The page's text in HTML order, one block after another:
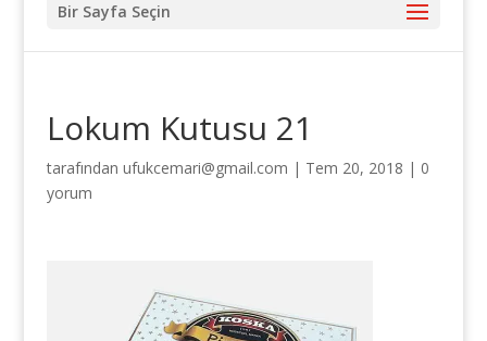
Bir Sayfa Seçin
Lokum Kutusu 21
tarafından ufukcemari@gmail.com | Tem 20, 2018 | 0
yorum